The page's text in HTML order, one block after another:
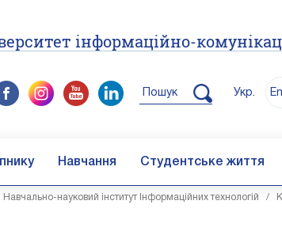
інформаційно-
Пошук Укр.
Навчання Студентське життя
Навчально-науковий інститут Інформаційних технологій /